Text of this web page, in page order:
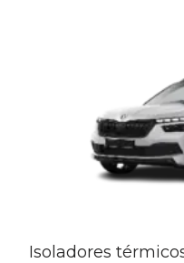
Isoladores